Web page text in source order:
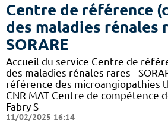
Centre de référence
des maladies rénales
SORARE
Accueil du service Centre de
des maladies rénales rares -
référence des microangiopathies
CNR MAT Centre de compétence
Fabry S
11/02/2025 16:14